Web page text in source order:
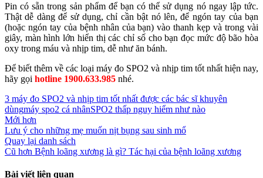
Pin có sẵn trong sản phẩm để bạn có thể sử dụng nó ngay lập tức.
Thật dễ dàng để sử dụng, chỉ cần bật nó lên, để ngón tay của bạn
(hoặc ngón tay của bệnh nhân của bạn) vào thanh kẹp và trong vài
giây, màn hình lớn hiển thị các chỉ số cho bạn đọc mức độ bão hòa
oxy trong máu và nhịp tim, dễ như ăn bánh.
Để biết thêm về các loại máy đo SPO2 và nhịp tim tốt nhất hiện nay,
hãy gọi hotline 1900.633.985 nhé.
3 máy đo SPO2 và nhịp tim tốt nhất được các bác sĩ khuyên
dùngmáy spo2 cá nhânSPO2 thấp nguy hiểm như nào
Mới hơn
Lưu ý cho những mẹ muốn nịt bụng sau sinh mổ
Quay lại danh sách
Cũ hơn Bệnh loãng xương là gì? Tác hại của bệnh loãng xương
Bài viết liên quan